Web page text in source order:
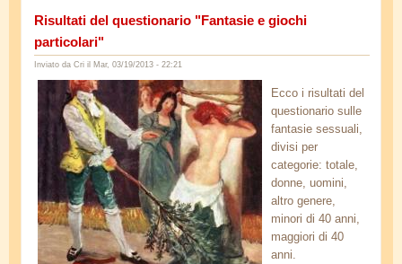
Risultati del questionario "Fantasie e giochi
particolari"
Inviato da Cri il Mar, 03/19/2013 - 22:21
de_sade.jpg
Ecco i risultati del
questionario sulle
fantasie sessuali,
divisi per
categorie: totale,
donne, uomini,
altro genere,
minori di 40 anni,
maggiori di 40
anni.